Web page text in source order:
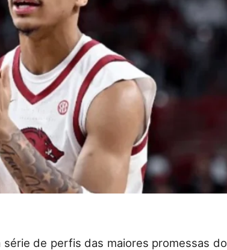
série de perfis das maiores promessas do